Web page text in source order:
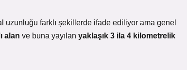
uzunluğu farklı şekillerde ifade ediliyor ama genel
alan ve buna yayılan yaklaşık 3 ila 4 kilometrelik